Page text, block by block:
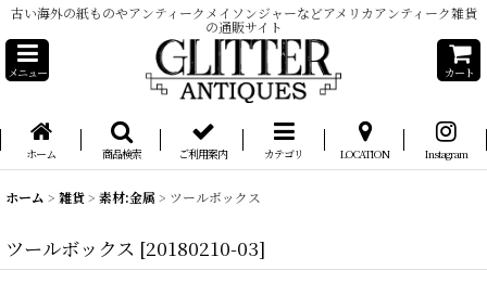
古い海外の紙ものやアンティークメイソンジャーなどアメリカアンティーク雑貨
の通販サイト
メニュー カート
ホーム 商品検索 ご利用案内 カテゴリ LOCATION Instagram
ホーム > 雑貨> 素材:金属 > ツールボックス
ツールボックス [20180210-03]